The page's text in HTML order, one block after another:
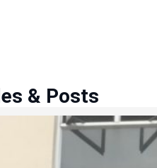
& Posts